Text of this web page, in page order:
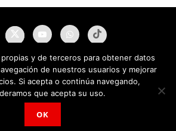
A Tiempo Universales © 2025
y de terceros para obtener datos
de nuestros usuarios y mejorar
Si acepta o continúa navegando,
que acepta su uso.
OK